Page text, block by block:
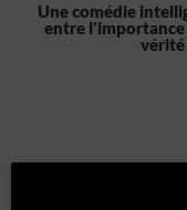
Une comédie
entre l'importance
vérité